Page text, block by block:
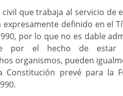
que trabaja al servicio de
definido en el
por lo que no es dable
por el hecho de estar
organismos, pueden
prevé para la